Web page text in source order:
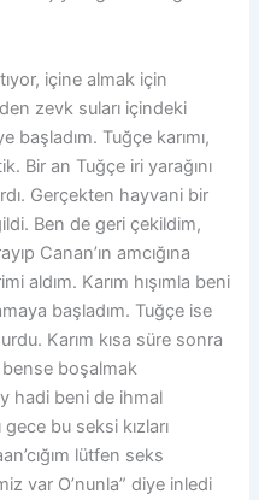
içine almak için
zevk suları içindeki
başladım. Tuğçe karımı,
Bir an Tuğçe iri yarağını
Gerçekten hayvani bir
Ben de geri çekildim,
Canan’ın amcığına
aldım. Karım hışımla beni
başladım. Tuğçe ise
Karım kısa süre sonra
boşalmak
hadi beni de ihmal
bu seksi kızları
lütfen seks
var O’nunla” diye inledi